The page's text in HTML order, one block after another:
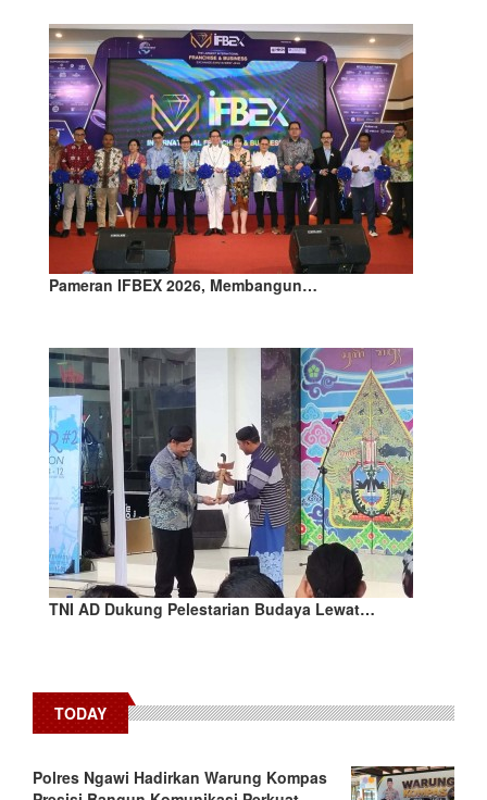
Pameran IFBEX 2026, Membangun…
TNI AD Dukung Pelestarian Budaya Lewat…
TODAY
Polres Ngawi Hadirkan Warung Kompas